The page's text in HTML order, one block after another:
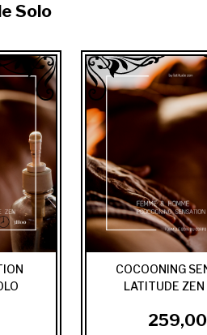
Solo
COCOONING
LATITUDE ZEN